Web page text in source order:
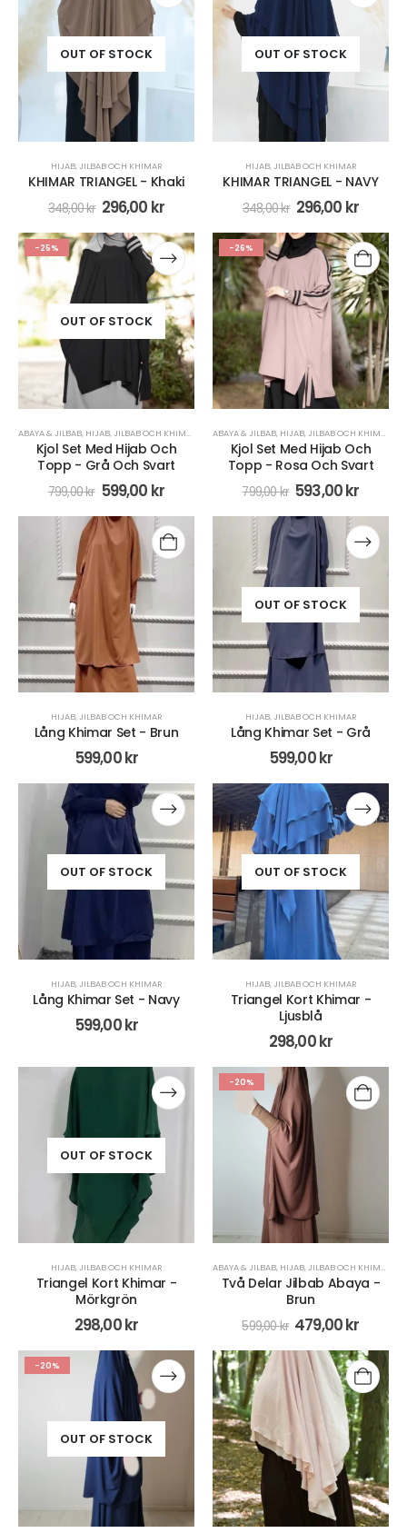
OUT OF STOCK
HIJAB,JILBAB OCH KHIMAR
KHIMAR TRIANGEL - Khaki
348,00kr 296,00 kr
OUT OF STOCK
HIJAB,JILBAB OCH KHIMAR
KHIMAR TRIANGEL - NAVY
348,00kr 296,00 kr
-25%
OUT OF STOCK
ABAYA & JILBAB, HIJAB,JILBAB OCH KHIMAR KLÄDER,KLÄNNINGAR & KJOLAR,SPORT
Kjol Set Med Hijab Och
Topp - Grå Och Svart
799,00kr 599,00 kr
-26%
ABAYA & JILBAB, HIJAB,JILBAB OCH KHIMAR
Kjol Set Med Hijab Och
Topp - Rosa Och Svart
799,00kr 593,00kr
HIJAB,JILBAB OCH KHIMAR
Lång Khimar Set - Brun
599,00kr
OUT OF STOCK
HIJAB,JILBAB OCH KHIMAR
Lång Khimar Set - Grå
599,00kr
OUT OF STOCK
HIJAB,JILBAB OCH KHIMAR
Lång Khimar Set - Navy
599,00kr
OUT OF STOCK
HIJAB,JILBAB OCH KHIMAR
Triangel Kort Khimar -
Ljusblå
298,00kr
OUT OF STOCK
HIJAB,JILBAB OCH KHIMAR
Triangel Kort Khimar -
Mörkgrön
298,00kr
-20%
ABAYA & JILBAB, HIJAB,JILBAB OCH KHIMAR
Två Delar Jilbab Abaya -
Brun
599,00kr 479,00kr
-20%
OUT OF STOCK